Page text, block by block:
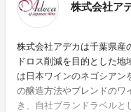
株式会社ア
株式会社アデカは千葉県産
ドロス削減を目的とした
は日本ワインのネゴシアン
の醸造方法やブレンドのワ
き、自社ブランドラベルと